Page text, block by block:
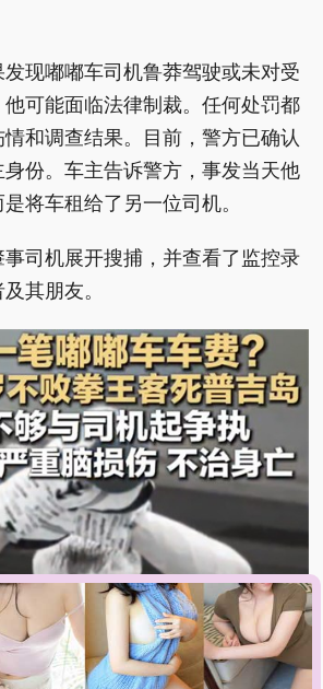
现嘟嘟车司机鲁莽驾驶或未对受
可能面临法律制裁。任何处罚都
和调查结果。目前，警方已确认
份。车主告诉警方，事发当天他
将车租给了另一位司机。
司机展开搜捕，并查看了监控录
其朋友。